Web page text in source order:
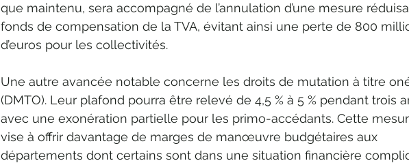
que maintenu, sera accompagné de l’annulation d’une mesure
fonds de compensation de la TVA, évitant ainsi une perte de 800
d’euros pour les collectivités.
Une autre avancée notable concerne les droits de mutation à titre
(DMTO). Leur plafond pourra être relevé de 4,5 % à 5 % pendant trois
avec une exonération partielle pour les primo-accédants. Cette
vise à offrir davantage de marges de manœuvre budgétaires aux
départements dont certains sont dans une situation financière